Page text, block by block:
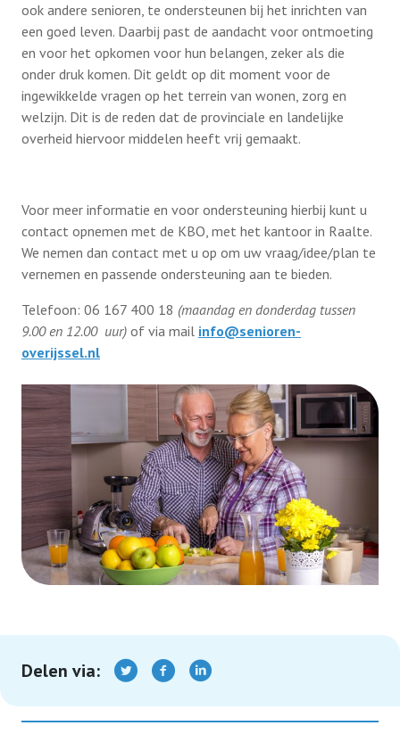
ook andere senioren, te ondersteunen bij het inrichten van
een goed leven. Daarbij past de aandacht voor ontmoeting
en voor het opkomen voor hun belangen, zeker als die
onder druk komen. Dit geldt op dit moment voor de
ingewikkelde vragen op het terrein van wonen, zorg en
welzijn. Dit is de reden dat de provinciale en landelijke
overheid hiervoor middelen heeft vrij gemaakt.
Voor meer informatie en voor ondersteuning hierbij kunt u
contact opnemen met de KBO, met het kantoor in Raalte.
We nemen dan contact met u op om uw vraag/idee/plan te
vernemen en passende ondersteuning aan te bieden.
Telefoon: 06 167 400 18 (maandag en donderdag tussen
9.00 en 12.00 uur) of via mail info@senioren-
overijssel.nl
Delen via: